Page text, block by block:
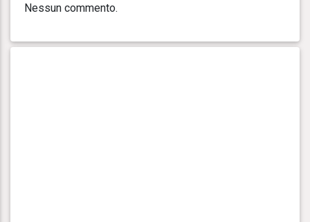
Nessun commento.